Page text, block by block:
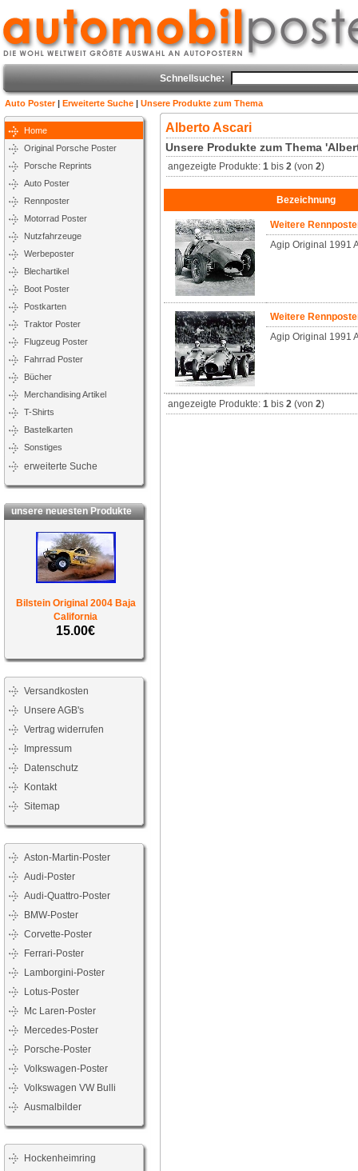
Schnellsuche:
Auto Poster| Erweiterte Suche | Unsere Produkte zum Thema
Home
Original Porsche Poster
Porsche Reprints
Auto Poster
Rennposter
Motorrad Poster
Nutzfahrzeuge
Werbeposter
Blechartikel
Boot Poster
Postkarten
Traktor Poster
Flugzeug Poster
Fahrrad Poster
Bücher
Merchandising Artikel
T-Shirts
Bastelkarten
Sonstiges
erweiterte Suche
unsere neuesten Produkte
Bilstein Original 2004 Baja
California
15.00€
Versandkosten
Unsere AGB's
Vertrag widerrufen
Impressum
Datenschutz
Kontakt
Sitemap
Aston-Martin-Poster
Audi-Poster
Audi-Quattro-Poster
BMW-Poster
Corvette-Poster
Ferrari-Poster
Lamborgini-Poster
Lotus-Poster
Mc Laren-Poster
Mercedes-Poster
Porsche-Poster
Volkswagen-Poster
Volkswagen VW Bulli
Ausmalbilder
Hockenheimring
Alberto Ascari
Unsere Produkte zum Thema
angezeigte Produkte:1 bis2 (von2)
Bezeichnung
Weitere
Agip Original 1991
Weitere
Agip Original 1991
angezeigte Produkte:1 bis2 (von2)